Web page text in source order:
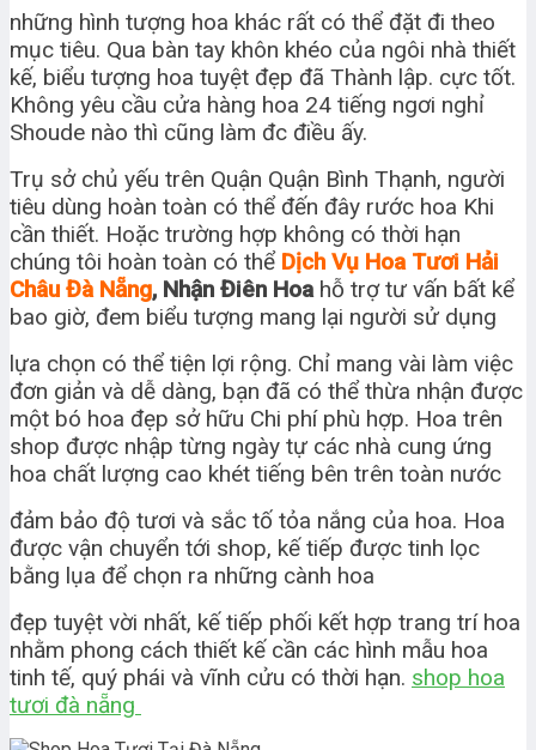
những hình tượng hoa khác rất có thể đặt đi theo
mục tiêu. Qua bàn tay khôn khéo của ngôi nhà thiết
kế, biểu tượng hoa tuyệt đẹp đã Thành lập. cực tốt.
Không yêu cầu cửa hàng hoa 24 tiếng ngơi nghỉ
Shoude nào thì cũng làm đc điều ấy.
Trụ sở chủ yếu trên Quận Quận Bình Thạnh, người
tiêu dùng hoàn toàn có thể đến đây rước hoa Khi
cần thiết. Hoặc trường hợp không có thời hạn
chúng tôi hoàn toàn có thể Dịch Vụ Hoa Tươi Hải
Châu Đà Nẵng, Nhận Điên Hoa hỗ trợ tư vấn bất kể
bao giờ, đem biểu tượng mang lại người sử dụng
lựa chọn có thể tiện lợi rộng. Chỉ mang vài làm việc
đơn giản và dễ dàng, bạn đã có thể thừa nhận được
một bó hoa đẹp sở hữu Chi phí phù hợp. Hoa trên
shop được nhập từng ngày tự các nhà cung ứng
hoa chất lượng cao khét tiếng bên trên toàn nước
đảm bảo độ tươi và sắc tố tỏa nắng của hoa. Hoa
được vận chuyển tới shop, kế tiếp được tinh lọc
bằng lụa để chọn ra những cành hoa
đẹp tuyệt vời nhất, kế tiếp phối kết hợp trang trí hoa
nhằm phong cách thiết kế cần các hình mẫu hoa
tinh tế, quý phái và vĩnh cửu có thời hạn. shop hoa
tươi đà nẵng